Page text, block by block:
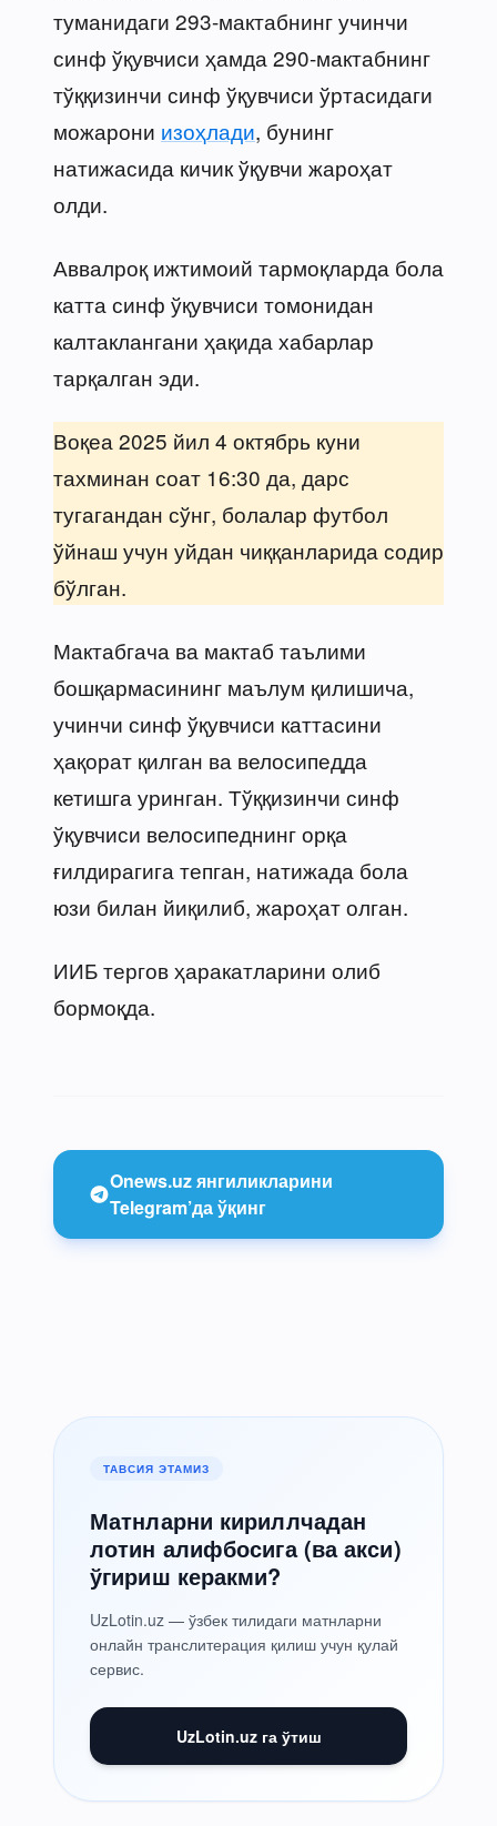
туманидаги 293-мактабнинг учинчи
синф ўқувчиси ҳамда 290-мактабнинг
тўққизинчи синф ўқувчиси ўртасидаги
можарони изоҳлади, бунинг
натижасида кичик ўқувчи жароҳат
олди.
Аввалроқ ижтимоий тармоқларда бола
катта синф ўқувчиси томонидан
калтаклангани ҳақида хабарлар
тарқалган эди.
Воқеа 2025 йил 4 октябрь куни
тахминан соат 16:30 да, дарс
тугагандан сўнг, болалар футбол
ўйнаш учун уйдан чиққанларида содир
бўлган.
Мактабгача ва мактаб таълими
бошқармасининг маълум қилишича,
учинчи синф ўқувчиси каттасини
ҳақорат қилган ва велосипедда
кетишга уринган. Тўққизинчи синф
ўқувчиси велосипеднинг орқа
ғилдирагига тепган, натижада бола
юзи билан йиқилиб, жароҳат олган.
ИИБ тергов ҳаракатларини олиб
бормоқда.
Onews.uz янгиликларини
Telegram’да ўқинг
ТАВСИЯ ЭТАМИЗ
Матнларни кириллчадан
лотин алифбосига (ва акси)
ўгириш керакми?
UzLotin.uz — ўзбек тилидаги матнларни
онлайн транслитерация қилиш учун қулай
сервис.
UzLotin.uz га ўтиш